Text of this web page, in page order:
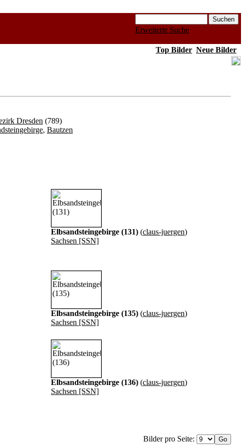
Erweiterte Suche
Top Bilder Neue Bilder
Dresden (789)
, Bautzen
Elbsandsteingebirge (131) (claus-juergen)
Sachsen [SSN]
Elbsandsteingebirge (135) (claus-juergen)
Sachsen [SSN]
Elbsandsteingebirge (136) (claus-juergen)
Sachsen [SSN]
Bilder pro Seite: